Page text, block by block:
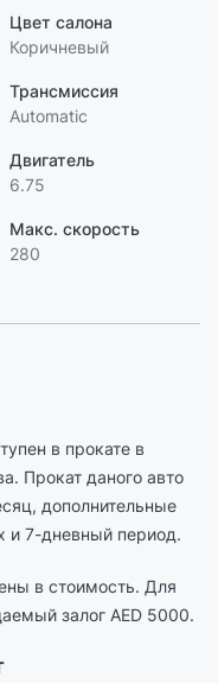
Цвет салона
Коричневый
Трансмиссия
Automatic
Двигатель
6.75
Макс. скорость
280
в прокате в
Прокат даного авто
дополнительные
и 7-дневный период.
в стоимость. Для
залог AED 5000.